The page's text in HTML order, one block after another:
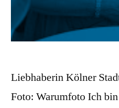
Liebhaberin Kölner
Foto: Warumfoto Ich